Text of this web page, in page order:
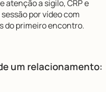
atenção a sigilo, CRP e
por vídeo com
do primeiro encontro.
um relacionamento: